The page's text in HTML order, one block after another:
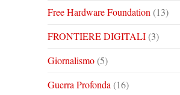
Free Hardware Foundation (13)
FRONTIERE DIGITALI(3)
Giornalismo(5)
Guerra Profonda (16)